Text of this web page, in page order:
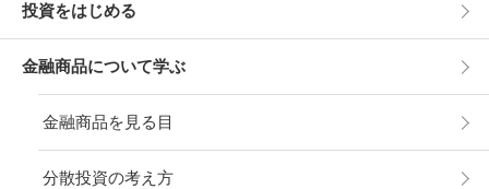
投資をはじめる
金融商品について学ぶ
金融商品を見る目
分散投資の考え方